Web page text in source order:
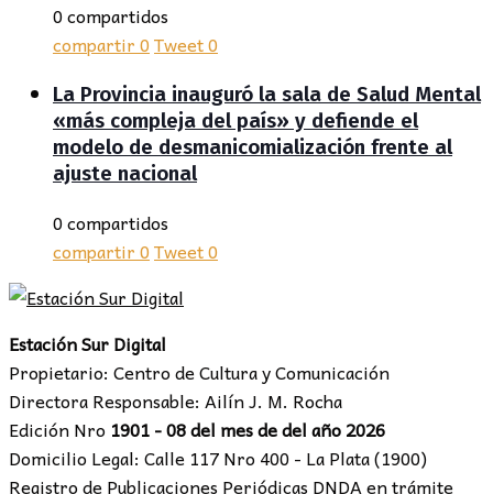
0 compartidos
compartir0Tweet0
La Provincia inauguró la sala de Salud Mental
«más compleja del país» y defiende el
modelo de desmanicomialización frente al
ajuste nacional
0 compartidos
compartir0Tweet0
Estación Sur Digital
Propietario: Centro de Cultura y Comunicación
Directora Responsable: Ailín J. M. Rocha
Edición Nro 1901 - 08 del mes de del año 2026
Domicilio Legal: Calle 117 Nro 400 - La Plata (1900)
Registro de Publicaciones Periódicas DNDA en trámite